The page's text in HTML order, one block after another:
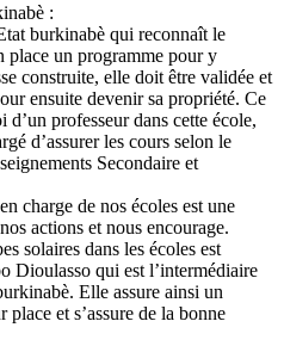
:
burkinabè qui reconnaît le
place un programme pour y
construite, elle doit être validée et
ensuite devenir sa propriété. Ce
d’un professeur dans cette école,
d’assurer les cours selon le
Secondaire et
charge de nos écoles est une
actions et nous encourage.
solaires dans les écoles est
Dioulasso qui est l’intermédiaire
Elle assure ainsi un
et s’assure de la bonne